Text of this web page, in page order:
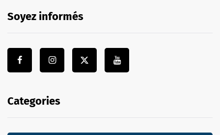
Soyez informés
Categories